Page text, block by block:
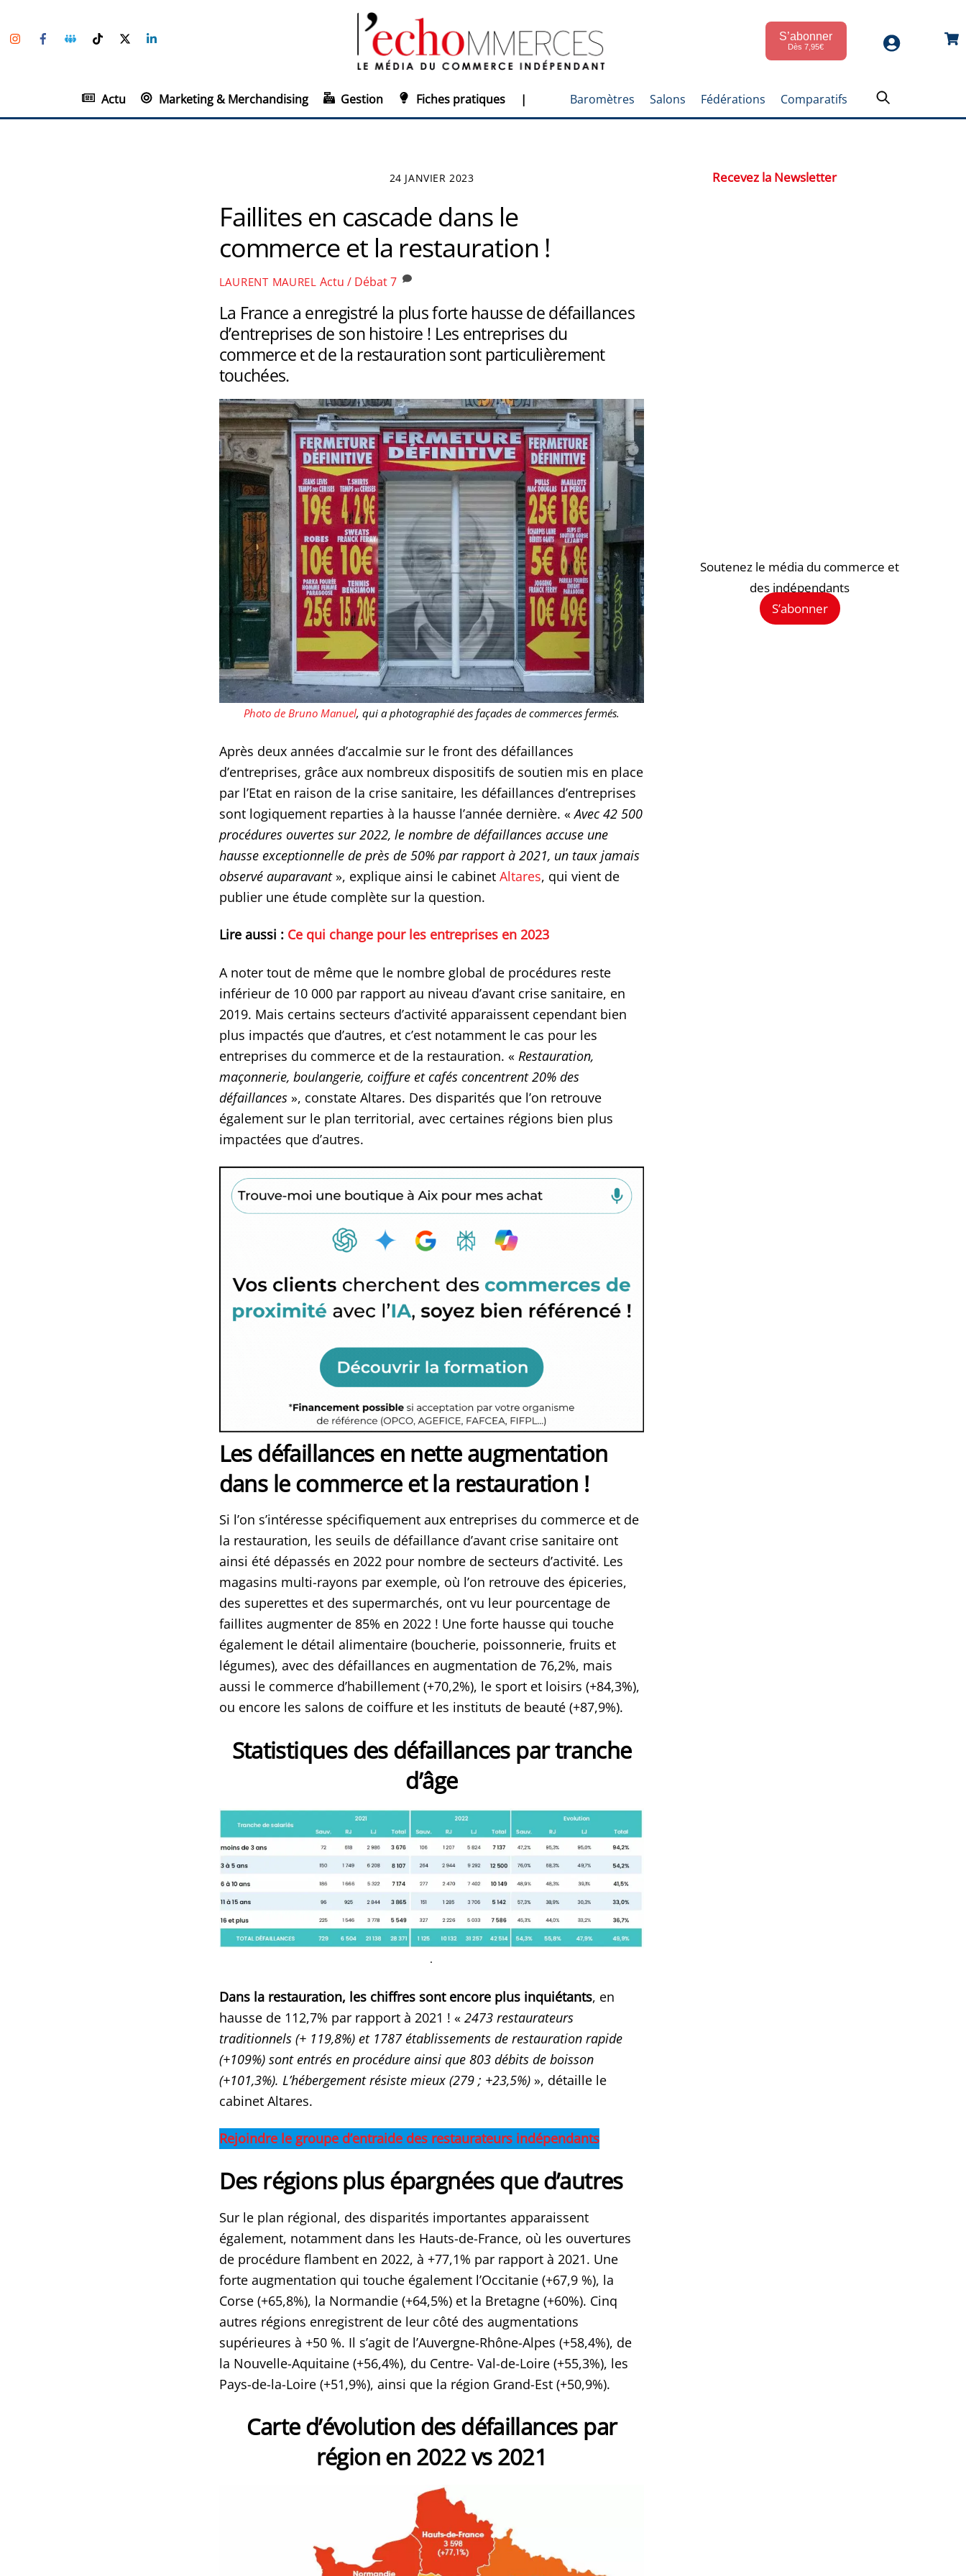
to
InstagramFacebookGroupe
Facebook
TikTokTwitter S’abonner
Dès 7,95€
Actu Marketing & Merchandising Gestion Fiches pratiques | Baromètres Salons Fédérations Comparatifs
24 JANVIER 2023
Faillites en cascade dans le
commerce et la restauration !
LAURENT MAUREL Actu / Débat7
La France a enregistré la plus forte hausse de défaillances
d’entreprises de son histoire ! Les entreprises du
commerce et de la restauration sont particulièrement
touchées.
Photo de Bruno Manuel, qui a photographié des façades de commerces fermés.
Après deux années d’accalmie sur le front des défaillances
d’entreprises, grâce aux nombreux dispositifs de soutien mis en place
par l’Etat en raison de la crise sanitaire, les défaillances d’entreprises
sont logiquement reparties à la hausse l’année dernière. «Avec 42 500
procédures ouvertes sur 2022, le nombre de défaillances accuse une
hausse exceptionnelle de près de 50% par rapport à 2021, un taux jamais
observé auparavant», explique ainsi le cabinet Altares, qui vient de
publier une étude complète sur la question.
Lire aussi : Ce qui change pour les entreprises en 2023
A noter tout de même que le nombre global de procédures reste
inférieur de 10 000 par rapport au niveau d’avant crise sanitaire, en
2019. Mais certains secteurs d’activité apparaissent cependant bien
plus impactés que d’autres, et c’est notamment le cas pour les
entreprises du commerce et de la restauration. « Restauration,
maçonnerie, boulangerie, coiffure et cafés concentrent 20% des
défaillances», constate Altares. Des disparités que l’on retrouve
également sur le plan territorial, avec certaines régions bien plus
impactées que d’autres.
Les défaillances en nette augmentation
dans le commerce et la restauration !
Si l’on s’intéresse spécifiquement aux entreprises du commerce et de
la restauration, les seuils de défaillance d’avant crise sanitaire ont
ainsi été dépassés en 2022 pour nombre de secteurs d’activité. Les
magasins multi-rayons par exemple, où l’on retrouve des épiceries,
des superettes et des supermarchés, ont vu leur pourcentage de
faillites augmenter de 85% en 2022 ! Une forte hausse qui touche
également le détail alimentaire (boucherie, poissonnerie, fruits et
légumes), avec des défaillances en augmentation de 76,2%, mais
aussi le commerce d’habillement (+70,2%), le sport et loisirs (+84,3%),
ou encore les salons de coiffure et les instituts de beauté (+87,9%).
Statistiques des défaillances par tranche
d’âge
.
Dans la restauration, les chiffres sont encore plus inquiétants, en
hausse de 112,7% par rapport à 2021 ! « 2473 restaurateurs
traditionnels (+ 119,8%) et 1787 établissements de restauration rapide
(+109%) sont entrés en procédure ainsi que 803 débits de boisson
(+101,3%). L’hébergement résiste mieux (279 ; +23,5%)», détaille le
cabinet Altares.
Rejoindre le groupe d’entraide des restaurateurs indépendants
Des régions plus épargnées que d’autres
Sur le plan régional, des disparités importantes apparaissent
également, notamment dans les Hauts-de-France, où les ouvertures
de procédure flambent en 2022, à +77,1% par rapport à 2021. Une
forte augmentation qui touche également l’Occitanie (+67,9 %), la
Corse (+65,8%), la Normandie (+64,5%) et la Bretagne (+60%). Cinq
autres régions enregistrent de leur côté des augmentations
supérieures à +50 %. Il s’agit de l’Auvergne-Rhône-Alpes (+58,4%), de
la Nouvelle-Aquitaine (+56,4%), du Centre- Val-de-Loire (+55,3%), les
Pays-de-la-Loire (+51,9%), ainsi que la région Grand-Est (+50,9%).
Carte d’évolution des défaillances par
région en 2022 vs 2021
Recevez la Newsletter
Soutenez le média du commerce et
des indépendants
S’abonner